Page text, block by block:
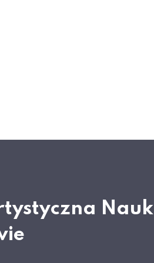
Nauk